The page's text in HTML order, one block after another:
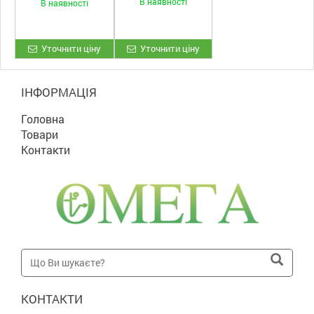
комбинированны
В наявності
Уточнити ціну Уточнити ціну
ІНФОРМАЦІЯ
Головна
Товари
Контакти
КОНТАКТИ